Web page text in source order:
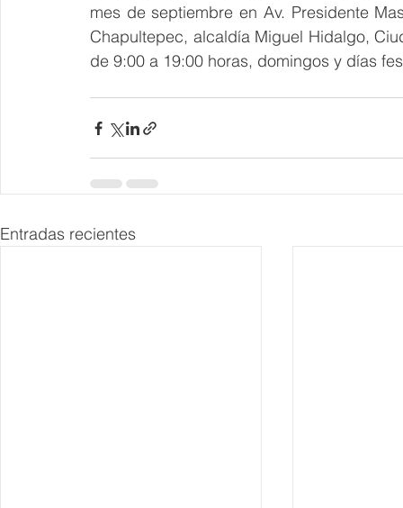
mes de septiembre en Av. Presidente
Chapultepec, alcaldía Miguel Hidalgo,
de 9:00 a 19:00 horas, domingos y días
Entradas recientes